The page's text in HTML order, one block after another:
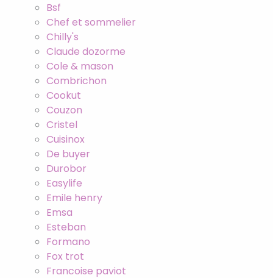
Bsf
Chef et sommelier
Chilly's
Claude dozorme
Cole & mason
Combrichon
Cookut
Couzon
Cristel
Cuisinox
De buyer
Durobor
Easylife
Emile henry
Emsa
Esteban
Formano
Fox trot
Francoise paviot